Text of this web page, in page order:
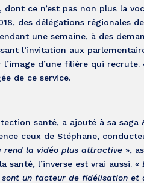
ce n’est pas non plus la
des délégations régionales
une semaine, à des
l’invitation aux
d’une filière qui recrute.
de ce service.
santé, a ajouté à sa saga
ceux de Stéphane,
rend la vidéo plus attractive»,
l’inverse est vrai aussi. «
un facteur de fidélisation